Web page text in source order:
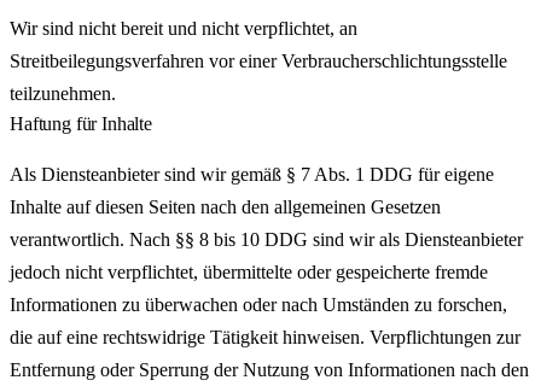
Wir sind nicht bereit und nicht verpflichtet, an
Streitbeilegungsverfahren vor einer Verbraucherschlichtungsstelle
teilzunehmen.
Haftung für Inhalte
Als Diensteanbieter sind wir gemäß § 7 Abs. 1 DDG für eigene
Inhalte auf diesen Seiten nach den allgemeinen Gesetzen
verantwortlich. Nach §§ 8 bis 10 DDG sind wir als Diensteanbieter
jedoch nicht verpflichtet, übermittelte oder gespeicherte fremde
Informationen zu überwachen oder nach Umständen zu forschen,
die auf eine rechtswidrige Tätigkeit hinweisen. Verpflichtungen zur
Entfernung oder Sperrung der Nutzung von Informationen nach den